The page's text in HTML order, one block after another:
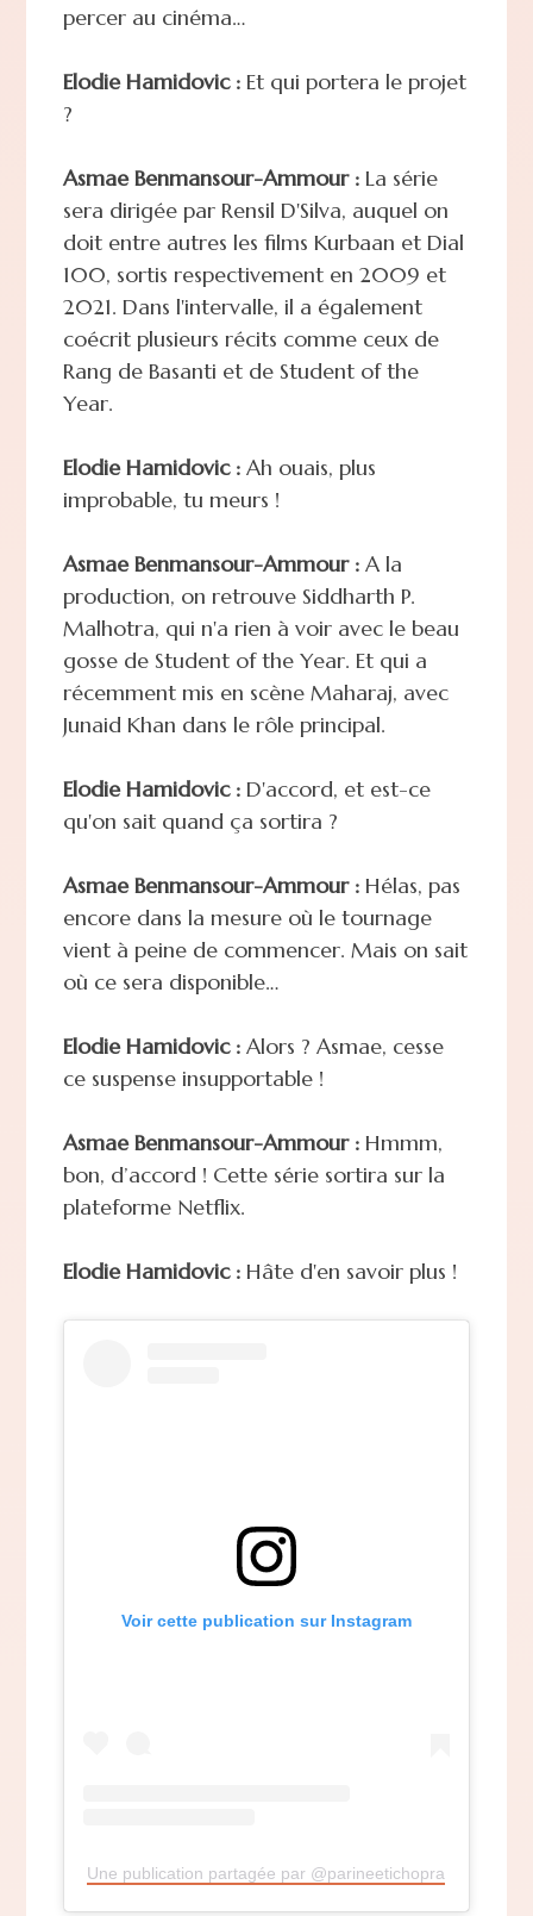
percer au cinéma…
Elodie Hamidovic :Et qui portera le projet
?
Asmae Benmansour-Ammour :La série
sera dirigée par Rensil D'Silva, auquel on
doit entre autres les films Kurbaan et Dial
100, sortis respectivement en 2009 et
2021. Dans l'intervalle, il a également
coécrit plusieurs récits comme ceux de
Rang de Basanti et de Student of the
Year.
Elodie Hamidovic :Ah ouais, plus
improbable, tu meurs !
Asmae Benmansour-Ammour :A la
production, on retrouve Siddharth P.
Malhotra, qui n'a rien à voir avec le beau
gosse de Student of the Year. Et qui a
récemment mis en scène Maharaj, avec
Junaid Khan dans le rôle principal.
Elodie Hamidovic :D'accord, et est-ce
qu'on sait quand ça sortira ?
Asmae Benmansour-Ammour :Hélas, pas
encore dans la mesure où le tournage
vient à peine de commencer. Mais on sait
où ce sera disponible…
Elodie Hamidovic :Alors ? Asmae, cesse
ce suspense insupportable !
Asmae Benmansour-Ammour :Hmmm,
bon, d’accord ! Cette série sortira sur la
plateforme Netflix.
Elodie Hamidovic : Hâte d'en savoir plus !
Voir cette publication sur Instagram
Une publication partagée par @parineetichopra